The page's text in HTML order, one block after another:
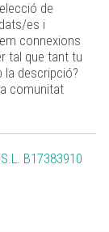
de
es i
connexions
tal que tant tu
la descripció?
comunitat
B17383910